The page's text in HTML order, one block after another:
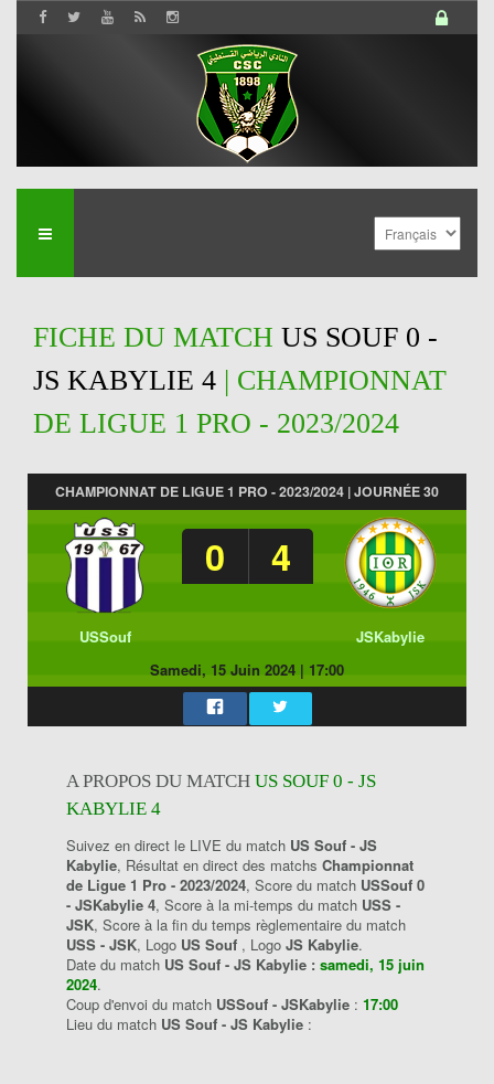
FICHE DU MATCH US SOUF 0 -
JS KABYLIE 4 | CHAMPIONNAT
DE LIGUE 1 PRO - 2023/2024
CHAMPIONNAT DE LIGUE 1 PRO - 2023/2024 | JOURNÉE 30
0 4
USSouf
JSKabylie
Samedi, 15 Juin 2024 | 17:00
A PROPOS DU MATCH US SOUF 0 - JS
KABYLIE 4
Suivez en direct le LIVE du match US Souf - JS
Kabylie, Résultat en direct des matchs Championnat
de Ligue 1 Pro - 2023/2024, Score du match USSouf 0
- JSKabylie 4, Score à la mi-temps du match USS -
JSK, Score à la fin du temps règlementaire du match
USS - JSK, Logo US Souf , Logo JS Kabylie.
Date du match US Souf - JS Kabylie : samedi, 15 juin
2024.
Coup d'envoi du match USSouf - JSKabylie : 17:00
Lieu du match US Souf - JS Kabylie :